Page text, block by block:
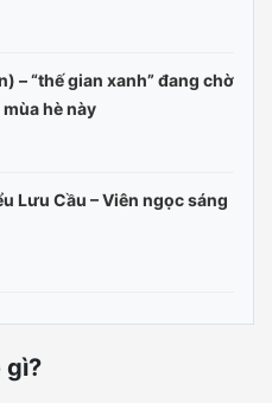
– “thế gian xanh” đang chờ
hè này
Lưu Cầu – Viên ngọc sáng
gì?